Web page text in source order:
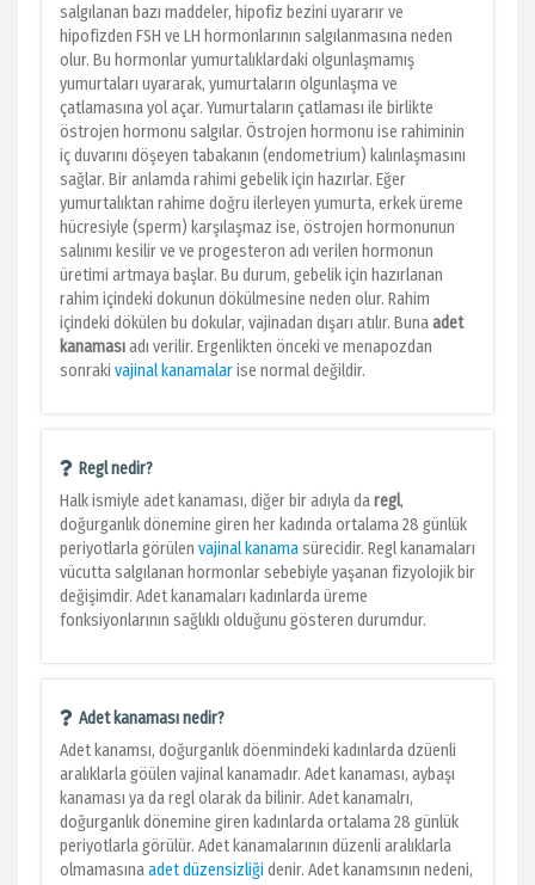
salgılanan bazı maddeler, hipofiz bezini uyararır ve
hipofizden FSH ve LH hormonlarının salgılanmasına neden
olur. Bu hormonlaryumurtalıklardaki olgunlaşmamış
yumurtaları uyararak, yumurtaların olgunlaşma ve
çatlamasına yol açar. Yumurtaların çatlaması ile birlikte
östrojen hormonu salgılar. Östrojen hormonu ise rahiminin
iç duvarını döşeyen tabakanın (endometrium) kalınlaşmasını
sağlar. Bir anlamda rahimi gebelik için hazırlar. Eğer
yumurtalıktan rahime doğru ilerleyen yumurta, erkek üreme
hücresiyle (sperm) karşılaşmaz ise, östrojen hormonunun
salınımı kesilir ve ve progesteron adı verilen hormonun
üretimi artmaya başlar. Bu durum, gebelik için hazırlanan
rahim içindeki dokunun dökülmesine neden olur. Rahim
içindeki dökülen bu dokular, vajinadan dışarı atılır. Bunaadet
kanamasıadı verilir. Ergenlikten önceki ve menapozdan
sonraki vajinal kanamalarise normal değildir.
Regl nedir?
Halk ismiyle adet kanaması, diğer bir adıyla daregl,
doğurganlık dönemine giren her kadında ortalama 28 günlük
periyotlarla görülen vajinal kanamasürecidir. Regl kanamaları
vücutta salgılanan hormonlar sebebiyle yaşanan fizyolojik bir
değişimdir. Adet kanamaları kadınlarda üreme
fonksiyonlarının sağlıklı olduğunu gösteren durumdur.
Adet kanaması nedir?
Adet kanamsı, doğurganlık döenmindeki kadınlarda dzüenli
aralıklarla göülen vajinal kanamadır. Adet kanaması, aybaşı
kanaması ya da regl olarak da bilinir. Adet kanamalrı,
doğurganlık dönemine giren kadınlarda ortalama 28 günlük
periyotlarla görülür. Adet kanamalarının düzenli aralıklarla
olmamasınaadet düzensizliği denir. Adet kanamsının nedeni,